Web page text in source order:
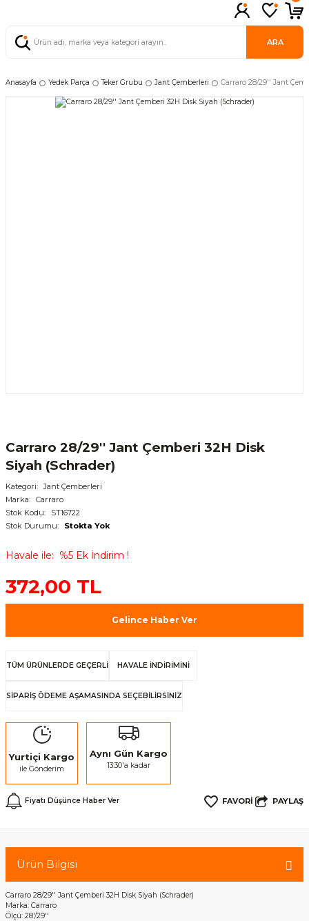
ARA
Anasayfa Yedek Parça Teker Grubu Jant Çemberleri Carraro 28/29'' Jant
Carraro 28/29'' Jant Çemberi 32H Disk
Siyah (Schrader)
Kategori
Jant Çemberleri
Marka
Carraro
Stok Kodu
ST16722
Stok Durumu
Stokta Yok
Havale ile %5 Ek İndirim !
372,00 TL
Gelince Haber Ver
TÜM ÜRÜNLERDE GEÇERLİ HAVALE İNDİRİMİNİ
SİPARİŞ ÖDEME AŞAMASINDA SEÇEBİLİRSİNİZ
Yurtiçi Kargo
ile Gönderim
Aynı Gün Kargo
13:30'a kadar
Fiyatı Düşünce Haber Ver PAYLAŞ
Ürün Bilgisi
Carraro 28/29'' Jant Çemberi 32H Disk Siyah (Schrader)
Marka: Carraro
Ölçü: 28'/29''